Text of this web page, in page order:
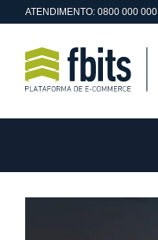
ATENDIMENTO: 0800 000 000